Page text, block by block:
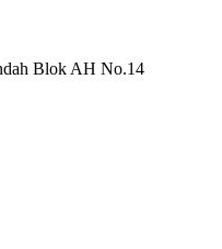
Blok AH No.14